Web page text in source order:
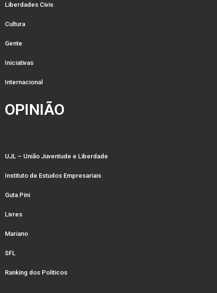
Liberdades Civis
Cultura
Gente
Iniciativas
Internacional
OPINIÃO
UJL – União Juventude e Liberdade
Instituto de Estudos Empresariais
Guta Pini
Livres
Mariano
SFL
Ranking dos Politicos